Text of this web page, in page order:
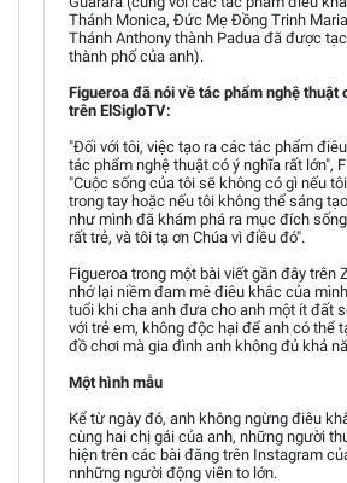
Thánh Monica, Đức Mẹ Đồng Trinh
Thánh Anthony thành Padua đã được
thành phố của anh).
Figueroa đã nói về tác phẩm nghệ thuật
trên ElSigloTV:
"Đối với tôi, việc tạo ra các tác phẩm
tác phẩm nghệ thuật có ý nghĩa rất lớn",
"Cuộc sống của tôi sẽ không có gì nếu
trong tay hoặc nếu tôi không thể sáng
như mình đã khám phá ra mục đích
rất trẻ, và tôi tạ ơn Chúa vì điều đó".
Figueroa trong một bài viết gần đây trên
nhớ lại niềm đam mê điêu khắc của
tuổi khi cha anh đưa cho anh một ít đất
với trẻ em, không độc hại để anh có thể
đồ chơi mà gia đình anh không đủ khả
Một hình mẫu
Kể từ ngày đó, anh không ngừng điêu
cùng hai chị gái của anh, những người
hiện trên các bài đăng trên Instagram
nnhững người động viên to lớn.